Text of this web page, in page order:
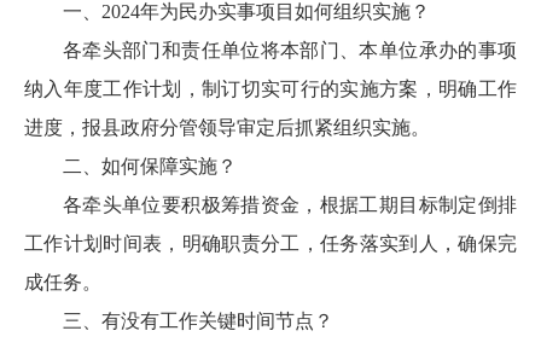
互动回应
数据专题
一、 2024年为民办实事项目如何组织实施？
各牵头部门和责任单位将本部门、本单位承办的事项
纳入年度工作计划，制订切实可行的实施方案，明确工作
进度，报县政府分管领导审定后抓紧组织实施。
二、如何保障实施？
各牵头单位要积极筹措资金，根据工期目标制定倒排
工作计划时间表，明确职责分工，任务落实到人，确保完
成任务。
三、有没有工作关键时间节点？